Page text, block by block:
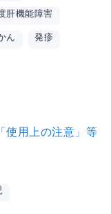
肝機能障害
ん 発疹
使用上の注意」等